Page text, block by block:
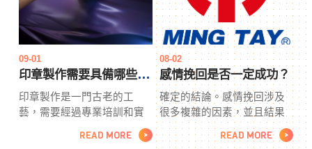
提供多元化的服務項目，以
應對各種防水需求。專業服
務項目1. 防水工程
上、視力穩定者，但應注意
孕婦、眼部疾病患者及一些
慢性病患者可能不適合。隨
著技術不斷進步，角膜塑形
將迎來更安全、有效的發
展。
09-01
印章製作需要具備哪些技能？
印章製作是一門古老的工
藝，需要經過專業培訓和實
踐才能掌握。印章製作以下
是印章製作所需的一些重要
READ MORE >
08-02
感情挽回是否一定成功？
確定的結論。感情挽回涉及
很多複雜的因素，並且結果
取決於許多不同的情況。以
下是一些需要考慮的因素：
READ MORE >